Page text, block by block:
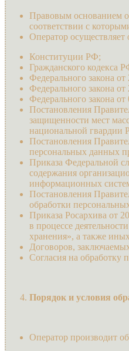
Правовым основанием
соответствии с
Оператор
Конституции РФ;
Гражданского кодекса
Федерального закона
Федерального закона
Федерального закона
Постановления
защищенности мест
национальной гвардии
Постановления
персональных данных
Приказа Федеральной
содержания
информационных
Постановления
обработки
Приказа Росархива от
в процессе
хранения», а также
Договоров,
Согласия на обработку
Порядок и условия
Оператор производит